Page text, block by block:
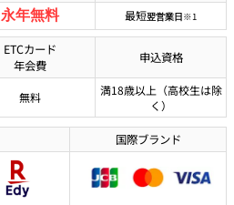
永年無料 最短翌営業日 ※1
ETCカード
年会費
申込資格
無料
満18歳以上（高校生は除
く）
国際ブランド